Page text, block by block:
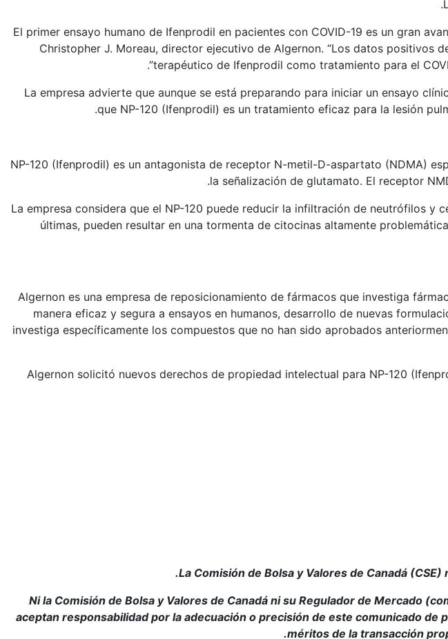
“El primer ensayo humano de Ifenprodil en pacientes con COVID-19 es un gran
Christopher J. Moreau, director ejecutivo de Algernon. “Los datos positivos
terapéutico de Ifenprodil como tratamiento para el
La empresa advierte que aunque se está preparando para iniciar un ensayo
que NP-120 (Ifenprodil) es un tratamiento eficaz para la lesión
NP-120 (Ifenprodil) es un antagonista de receptor N-metil-D-aspartato (NDMA)
la señalización de glutamato. El receptor
La empresa considera que el NP-120 puede reducir la infiltración de neutrófilos
últimas, pueden resultar en una tormenta de citocinas altamente
Algernon es una empresa de reposicionamiento de fármacos que investiga
manera eficaz y segura a ensayos en humanos, desarrollo de nuevas
investiga específicamente los compuestos que no han sido aprobados
Algernon solicitó nuevos derechos de propiedad intelectual para NP-120
La Comisión de Bolsa y Valores de Canadá
Ni la Comisión de Bolsa y Valores de Canadá ni su Regulador de Mercado
aceptan responsabilidad por la adecuación o precisión de este comunicado de
méritos de la transacción